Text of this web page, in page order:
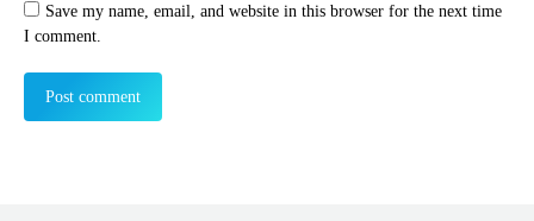
Save my name, email, and website in this browser for the next time
I comment.
Post comment